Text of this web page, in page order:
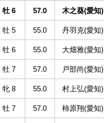
牡 6 57.0 木之葵(愛知)
牡 5 55.0 丹羽克(愛知)
牡 6 55.0 大畑雅(愛知)
牡 7 57.0 戸部尚(愛知)
牝 8 55.0 村上弘(愛知)
牡 7 57.0 柿原翔(愛知)